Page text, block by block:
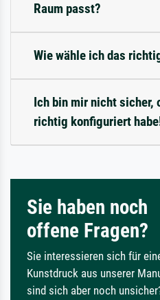
Raum passt?
Wie wähle ich das
Ich bin mir nicht sicher,
richtig konfiguriert
Sie haben noch
offene Fragen?
Sie interessieren sich für
Kunstdruck aus unserer
sind sich aber noch